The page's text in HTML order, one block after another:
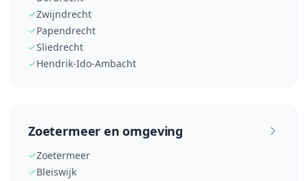
Zwijndrecht
Papendrecht
Sliedrecht
Hendrik-Ido-Ambacht
Zoetermeer en omgeving
Zoetermeer
Bleiswijk